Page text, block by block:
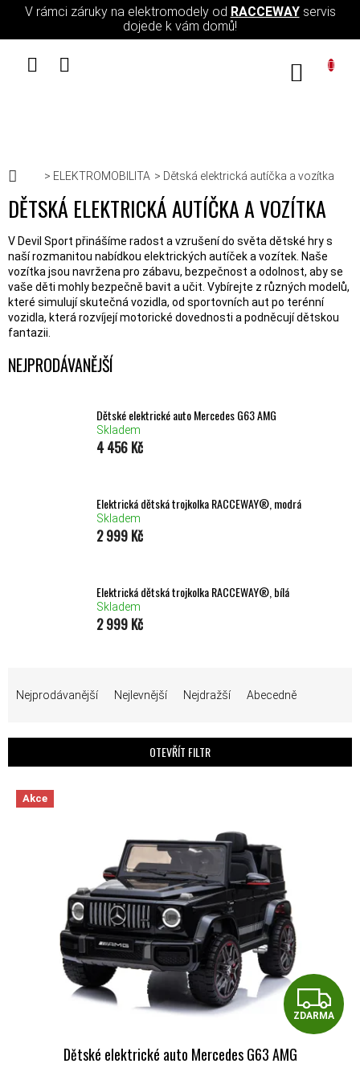
Přejít na obsah
V rámci záruky na elektromodely od RACCEWAYservis
dojede k vám domů!
Domů
ELEKTROMOBILITA Dětská elektrická autíčka a vozítka
DĚTSKÁ ELEKTRICKÁ AUTÍČKA A VOZÍTKA
V Devil Sport přinášíme radost a vzrušení do světa dětské hry s
naší rozmanitou nabídkou elektrických autíček a vozítek. Naše
vozítka jsou navržena pro zábavu, bezpečnost a odolnost, aby se
vaše děti mohly bezpečně bavit a učit. Vybírejte z různých modelů,
které simulují skutečná vozidla, od sportovních aut po terénní
vozidla, která rozvíjejí motorické dovednosti a podněcují dětskou
fantazii.
NEJPRODÁVANĚJŠÍ
Dětské elektrické auto Mercedes G63 AMG
Skladem
4 456 Kč
Elektrická dětská trojkolka RACCEWAY®, modrá
Skladem
2 999 Kč
Elektrická dětská trojkolka RACCEWAY®, bílá
Skladem
2 999 Kč
Nejprodávanější Nejlevnější Nejdražší Abecedně
OTEVŘÍT FILTR
VÝPIS PRODUKTŮ
Akce
ZDARMA
Dětské elektrické auto Mercedes G63 AMG